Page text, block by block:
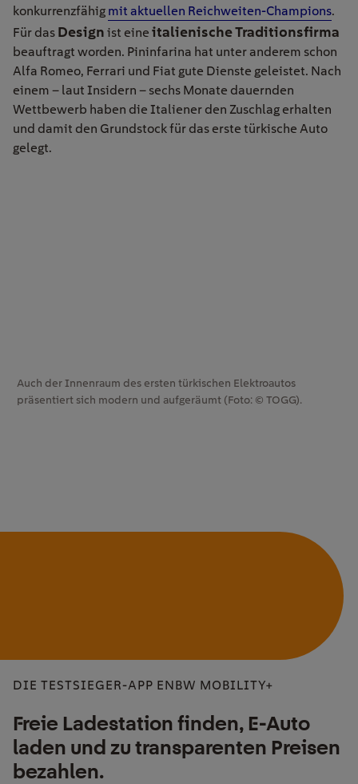
konkurrenzfähig mit aktuellen Reichweiten-Champions.
Für das Design ist eine italienische Traditionsfirma
beauftragt worden. Pininfarina hat unter anderem schon
Alfa Romeo, Ferrari und Fiat gute Dienste geleistet. Nach
einem – laut Insidern – sechs Monate dauernden
Wettbewerb haben die Italiener den Zuschlag erhalten
und damit den Grundstock für das erste türkische Auto
gelegt.
Auch der Innenraum des ersten türkischen Elektroautos
präsentiert sich modern und aufgeräumt (Foto: © TOGG).
DIE TESTSIEGER-APP ENBW MOBILITY+
Freie Ladestation finden, E-Auto
laden und zu transparenten Preisen
bezahlen.